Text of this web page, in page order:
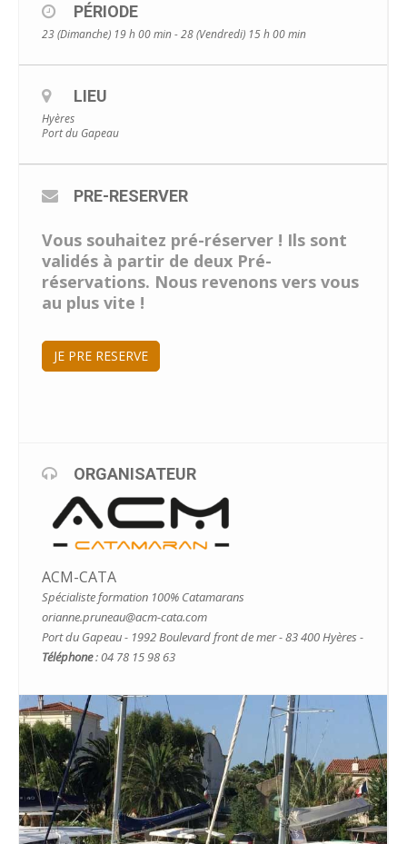
PÉRIODE
23 (Dimanche) 19 h 00 min - 28 (Vendredi) 15 h 00 min
LIEU
Hyères
Port du Gapeau
PRE-RESERVER
Vous souhaitez pré-réserver ! Ils sont
validés à partir de deux Pré-
réservations. Nous revenons vers vous
au plus vite !
JE PRE RESERVE
ORGANISATEUR
ACM-CATA
Spécialiste formation 100% Catamarans
orianne.pruneau@acm-cata.com
Port du Gapeau - 1992 Boulevard front de mer - 83 400 Hyères -
Téléphone: 04 78 15 98 63